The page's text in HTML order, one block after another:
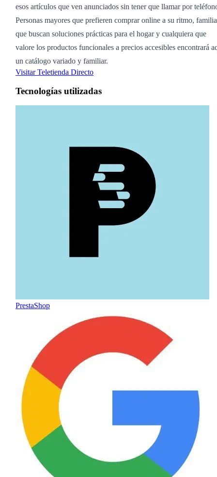
esos artículos que ven anunciados sin tener que llamar por
Personas mayores que prefieren comprar online a su ritmo,
que buscan soluciones prácticas para el hogar y cualquiera que
valore los productos funcionales a precios accesibles encontrará
un catálogo variado y familiar.
Visitar Teletienda Directo
Tecnologías utilizadas
PrestaShop